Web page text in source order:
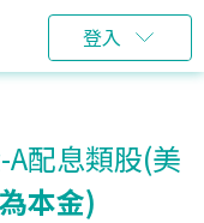
登入
配息類股(美
本金)